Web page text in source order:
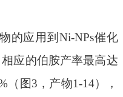
的应用到 Ni-NPs催化
应的伯胺产率最高达
（图3，产物1-14），